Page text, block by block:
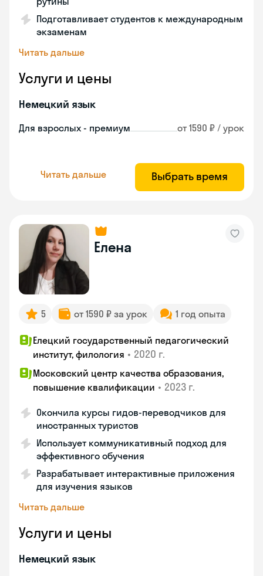
Подготавливает студентов к международным
экзаменам
Читать дальше
Услуги и цены
Немецкий язык
Для взрослых - премиум от 1590 ₽ / урок
Читать дальше Выбрать время
Елена
5 от 1590 ₽ за урок 1 год опыта
Елецкий государственный педагогический
институт, филология • 2020 г.
Московский центр качества образования,
повышение квалификации • 2023 г.
Окончила курсы гидов-переводчиков для
иностранных туристов
Использует коммуникативный подход для
эффективного обучения
Разрабатывает интерактивные приложения
для изучения языков
Читать дальше
Услуги и цены
Немецкий язык